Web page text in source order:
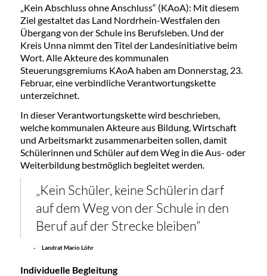
„Kein Abschluss ohne Anschluss“ (KAoA): Mit diesem
Ziel gestaltet das Land Nordrhein-Westfalen den
Übergang von der Schule ins Berufsleben. Und der
Kreis Unna nimmt den Titel der Landesinitiative beim
Wort. Alle Akteure des kommunalen
Steuerungsgremiums KAoA haben am Donnerstag, 23.
Februar, eine verbindliche Verantwortungskette
unterzeichnet.
In dieser Verantwortungskette wird beschrieben,
welche kommunalen Akteure aus Bildung, Wirtschaft
und Arbeitsmarkt zusammenarbeiten sollen, damit
Schülerinnen und Schüler auf dem Weg in die Aus- oder
Weiterbildung bestmöglich begleitet werden.
„Kein Schüler, keine Schülerin darf
auf dem Weg von der Schule in den
Beruf auf der Strecke bleiben”
- Landrat Mario Löhr
Individuelle Begleitung